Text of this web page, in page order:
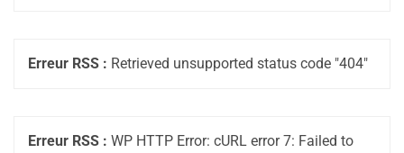
Erreur RSS : Retrieved unsupported status code "404"
Erreur RSS : WP HTTP Error: cURL error 7: Failed to